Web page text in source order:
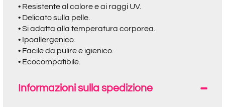
• Resistente al calore e ai raggi UV.
• Delicato sulla pelle.
• Si adatta alla temperatura corporea.
• Ipoallergenico.
• Facile da pulire e igienico.
• Ecocompatibile.
Informazioni sulla spedizione